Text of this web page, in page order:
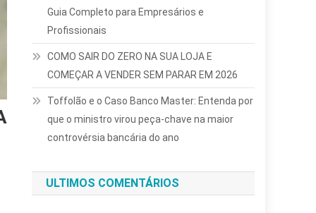
Guia Completo para Empresários e
Profissionais
COMO SAIR DO ZERO NA SUA LOJA E
COMEÇAR A VENDER SEM PARAR EM 2026
Toffolão e o Caso Banco Master: Entenda por
que o ministro virou peça-chave na maior
controvérsia bancária do ano
ULTIMOS COMENTÁRIOS